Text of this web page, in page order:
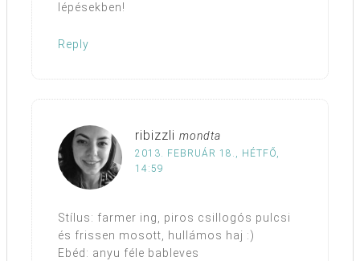
lépésekben!
Reply
ribizzli mondta
2013. FEBRUÁR 18., HÉTFŐ,
14:59
Stílus: farmer ing, piros csillogós pulcsi
és frissen mosott, hullámos haj :)
Ebéd: anyu féle bableves